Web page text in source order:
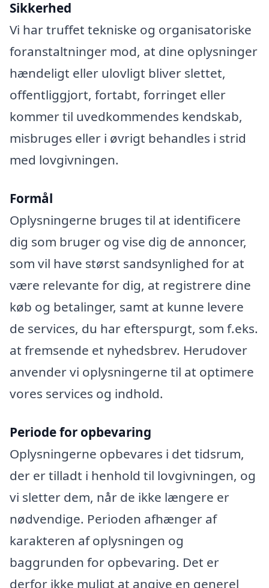
Sikkerhed
Vi har truffet tekniske og organisatoriske
foranstaltninger mod, at dine oplysninger
hændeligt eller ulovligt bliver slettet,
offentliggjort, fortabt, forringet eller
kommer til uvedkommendes kendskab,
misbruges eller i øvrigt behandles i strid
med lovgivningen.
Formål
Oplysningerne bruges til at identificere
dig som bruger og vise dig de annoncer,
som vil have størst sandsynlighed for at
være relevante for dig, at registrere dine
køb og betalinger, samt at kunne levere
de services, du har efterspurgt, som f.eks.
at fremsende et nyhedsbrev. Herudover
anvender vi oplysningerne til at optimere
vores services og indhold.
Periode for opbevaring
Oplysningerne opbevares i det tidsrum,
der er tilladt i henhold til lovgivningen, og
vi sletter dem, når de ikke længere er
nødvendige. Perioden afhænger af
karakteren af oplysningen og
baggrunden for opbevaring. Det er
derfor ikke muligt at angive en generel